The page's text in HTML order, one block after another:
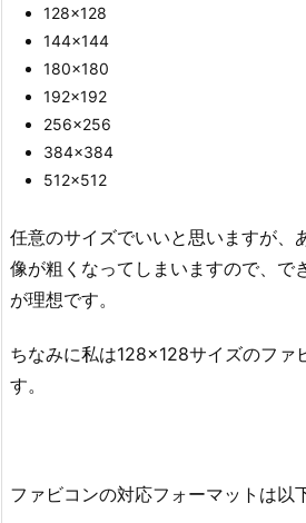
128×128
144×144
180×180
192×192
256×256
384×384
512×512
任意のサイズでいいと思いますが、
像が粗くなってしまいますので、で
が理想です。
ちなみに私は128×128サイズのファ
す。
ファビコンの対応フォーマットは以下